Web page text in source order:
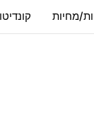
מחיות